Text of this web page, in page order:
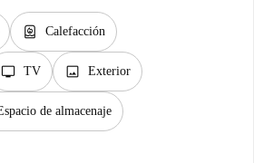
water_heater Calefacción
tv TV image Exterior
de almacenaje